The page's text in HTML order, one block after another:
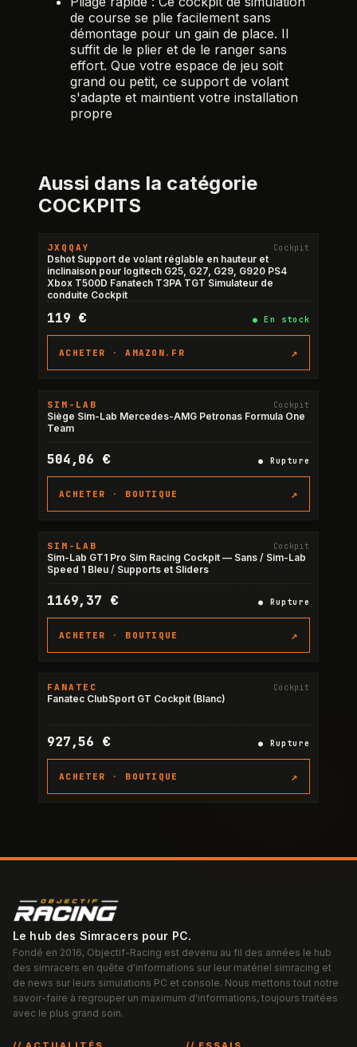
de course se plie facilement sans
démontage pour un gain de place. Il
suffit de le plier et de le ranger sans
effort. Que votre espace de jeu soit
grand ou petit, ce support de volant
s'adapte et maintient votre installation
propre
Aussi dans la catégorie
COCKPITS
JXQQAY Cockpit
Dshot Support de volant réglable en hauteur et
inclinaison pour logitech G25, G27, G29, G920 PS4
Xbox T500D Fanatech T3PA TGT Simulateur de
conduite Cockpit
119 € ●En stock
ACHETER ·AMAZON.FR ↗
RUPTURE
SIM-LAB Cockpit
Siège Sim-Lab Mercedes-AMG Petronas Formula One
Team
504,06 € ● Rupture
ACHETER · BOUTIQUE ↗
RUPTURE
SIM-LAB Cockpit
Sim-Lab GT1 Pro Sim Racing Cockpit — Sans / Sim-Lab
Speed 1 Bleu / Supports et Sliders
1169,37 € ● Rupture
ACHETER · BOUTIQUE ↗
RUPTURE
FANATEC Cockpit
Fanatec ClubSport GT Cockpit (Blanc)
927,56 € ● Rupture
ACHETER · BOUTIQUE ↗
Le hub des Simracers pour PC.
Fondé en 2016, Objectif-Racing est devenu au fil des années le hub
des simracers en quête d'informations sur leur matériel simracing et
de news sur leurs simulations PC et console. Nous mettons tout notre
savoir-faire à regrouper un maximum d'informations, toujours traitées
avec le plus grand soin.